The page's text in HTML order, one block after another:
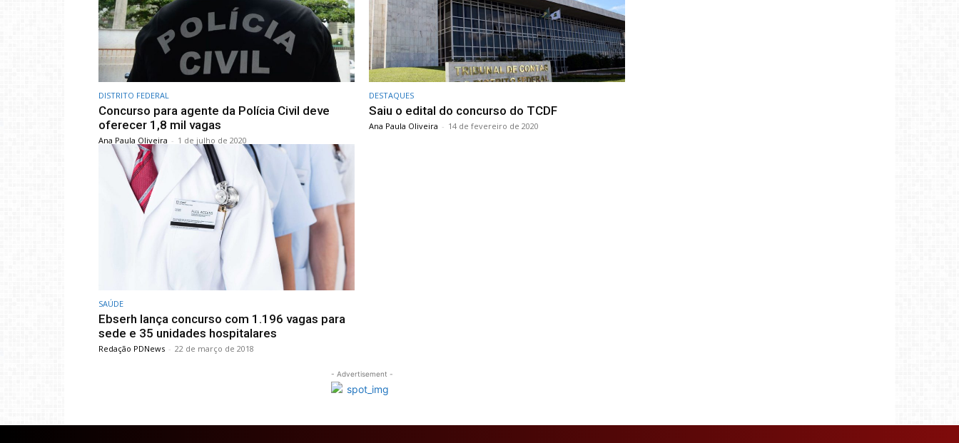
DISTRITO FEDERAL
Concurso para agente da Polícia Civil deve
oferecer 1,8 mil vagas
Ana Paula Oliveira - 1 de julho de 2020
DESTAQUES
Saiu o edital do concurso do TCDF
Ana Paula Oliveira - 14 de fevereiro de 2020
SAÚDE
Ebserh lança concurso com 1.196 vagas para
sede e 35 unidades hospitalares
Redação PDNews - 22 de março de 2018
- Advertisement -